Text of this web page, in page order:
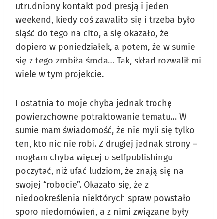
utrudniony kontakt pod presją i jeden
weekend, kiedy coś zawaliło się i trzeba było
siąść do tego na cito, a się okazało, że
dopiero w poniedziałek, a potem, że w sumie
się z tego zrobiła środa… Tak, skład rozwalił mi
wiele w tym projekcie.
I ostatnia to moje chyba jednak trochę
powierzchowne potraktowanie tematu… W
sumie mam świadomość, że nie myli się tylko
ten, kto nic nie robi. Z drugiej jednak strony –
mogłam chyba więcej o selfpublishingu
poczytać, niż ufać ludziom, że znają się na
swojej “robocie”. Okazało się, że z
niedookreślenia niektórych spraw powstało
sporo niedomówień, a z nimi związane były